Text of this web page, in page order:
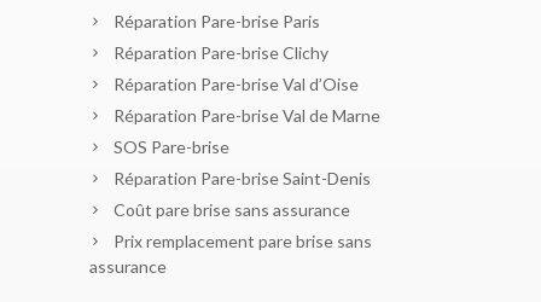
Réparation Pare-brise Paris
Réparation Pare-brise Clichy
Réparation Pare-brise Val d’Oise
Réparation Pare-brise Val de Marne
SOS Pare-brise
Réparation Pare-brise Saint-Denis
Coût pare brise sans assurance
Prix remplacement pare brise sans
assurance